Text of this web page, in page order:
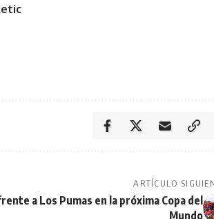
ARTÍCULO
a Los Pumas en la próxima Copa del
Mundo